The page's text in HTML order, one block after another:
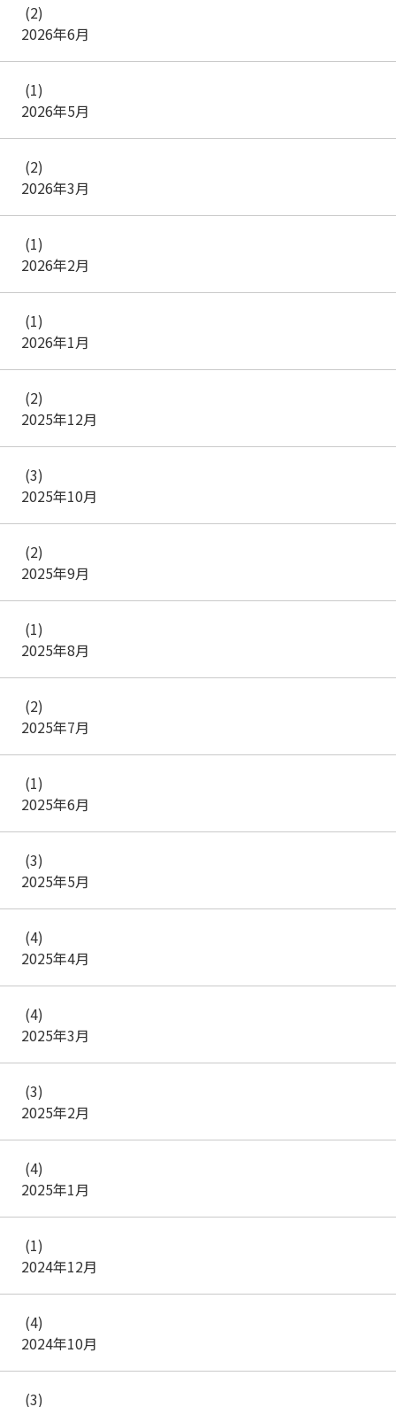
2026年6月
(2)
2026年5月
(1)
2026年3月
(2)
2026年2月
(1)
2026年1月
(1)
2025年12月
(2)
2025年10月
(3)
2025年9月
(2)
2025年8月
(1)
2025年7月
(2)
2025年6月
(1)
2025年5月
(3)
2025年4月
(4)
2025年3月
(4)
2025年2月
(3)
2025年1月
(4)
2024年12月
(1)
2024年10月
(4)
(3)